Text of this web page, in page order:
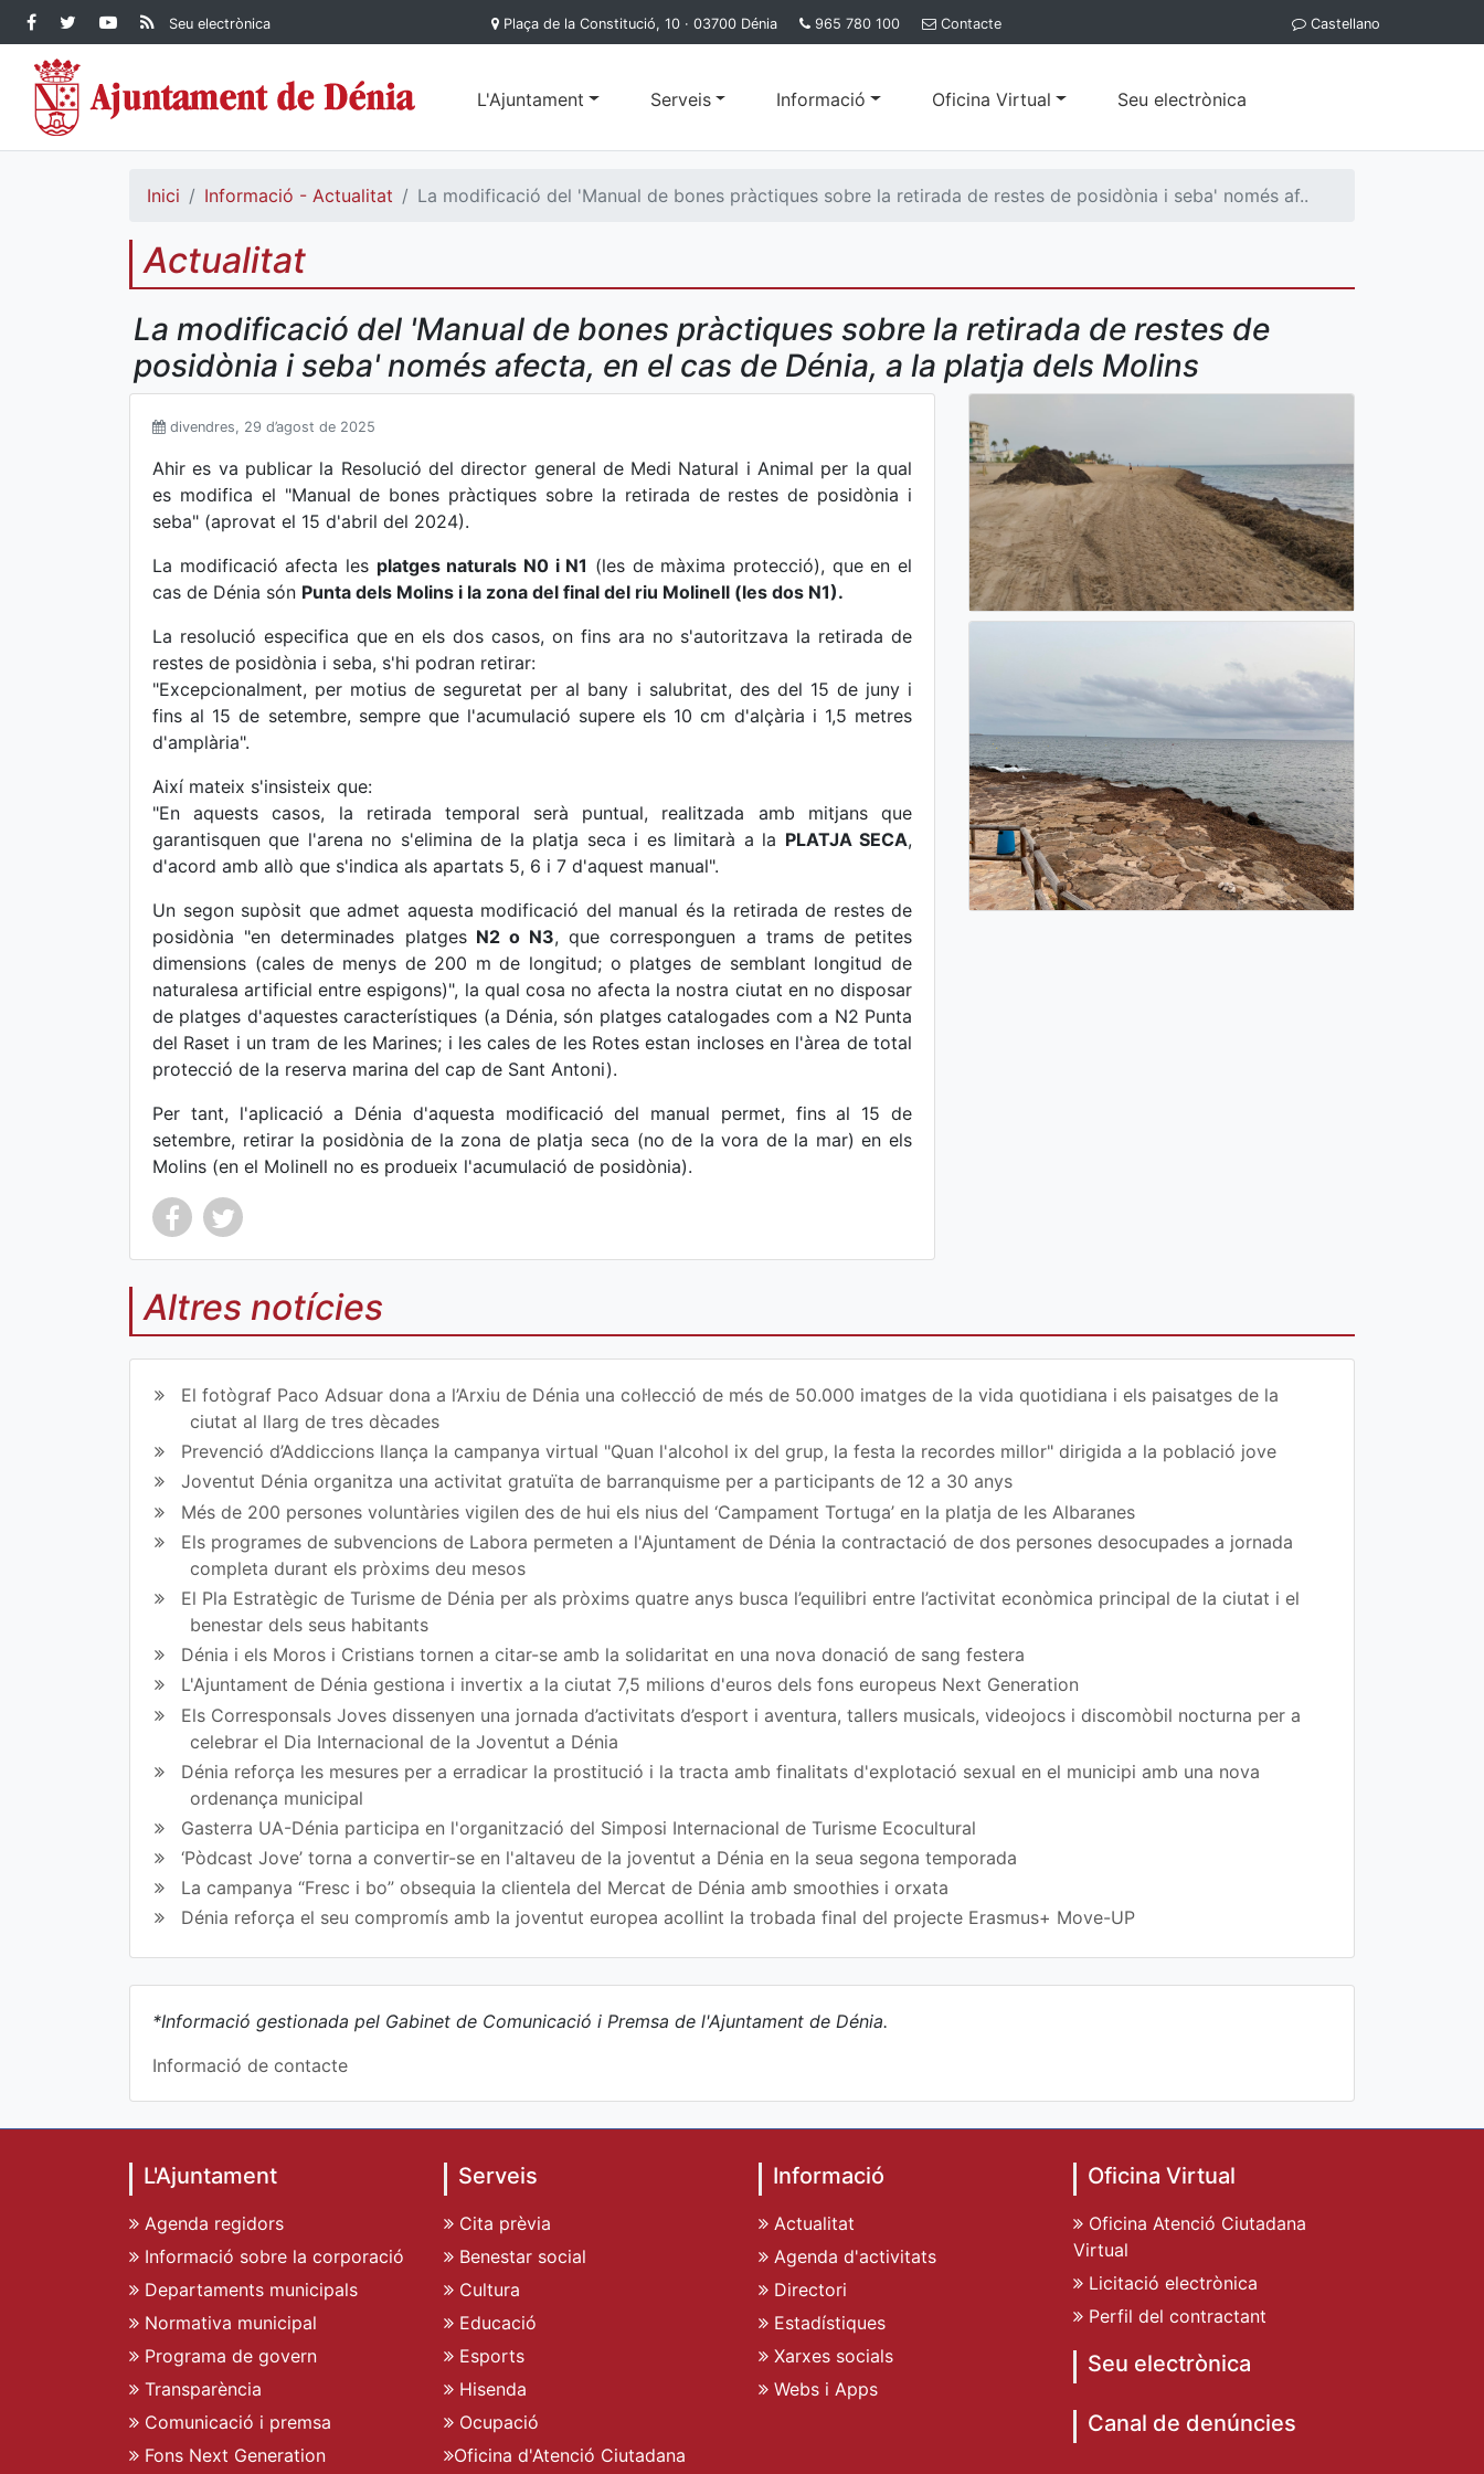
Contingut principal
Facebook Ajuntament de
Dénia
Twitter Ajuntament de
Dénia
YouTube Ajuntament
de Dénia
RSS Actualitat
Ajuntament de
Seu electrònica Plaça de la Constitució, 10 · 03700 Dénia 965 780 100 Contacte Castellano
L'Ajuntament Serveis Informació Oficina Virtual Seu electrònica
Inici Informació - Actualitat La modificació del 'Manual de bones pràctiques sobre la retirada de restes de posidònia i seba' només af..
Actualitat
La modificació del 'Manual de bones pràctiques sobre la retirada de restes de
posidònia i seba' només afecta, en el cas de Dénia, a la platja dels Molins
divendres, 29 d’agost de 2025
Ahir es va publicar la Resolució del director general de Medi Natural i Animal per la qual
es modifica el "Manual de bones pràctiques sobre la retirada de restes de posidònia i
seba" (aprovat el 15 d'abril del 2024).
La modificació afecta les platges naturals N0 i N1 (les de màxima protecció), que en el
cas de Dénia són Punta dels Molins i la zona del final del riu Molinell (les dos N1).
La resolució especifica que en els dos casos, on fins ara no s'autoritzava la retirada de
restes de posidònia i seba, s'hi podran retirar:
"Excepcionalment, per motius de seguretat per al bany i salubritat, des del 15 de juny i
fins al 15 de setembre, sempre que l'acumulació supere els 10 cm d'alçària i 1,5 metres
d'amplària".
Així mateix s'insisteix que:
"En aquests casos, la retirada temporal serà puntual, realitzada amb mitjans que
garantisquen que l'arena no s'elimina de la platja seca i es limitarà a la PLATJA SECA,
d'acord amb allò que s'indica als apartats 5, 6 i 7 d'aquest manual".
Un segon supòsit que admet aquesta modificació del manual és la retirada de restes de
posidònia "en determinades platgesN2 o N3, que corresponguen a trams de petites
dimensions (cales de menys de 200 m de longitud; o platges de semblant longitud de
naturalesa artificial entre espigons)", la qual cosa no afecta la nostra ciutat en no disposar
de platges d'aquestes característiques (a Dénia, són platges catalogades com a N2 Punta
del Raset i un tram de les Marines; i les cales de les Rotes estan incloses en l'àrea de total
protecció de la reserva marina del cap de Sant Antoni).
Per tant, l'aplicació a Dénia d'aquesta modificació del manual permet, fins al 15 de
setembre, retirar la posidònia de la zona de platja seca (no de la vora de la mar) en els
Molins (en el Molinell no es produeix l'acumulació de posidònia).
Co
art
ir
en
Fa
ce
bo
ok
Co
art
ir
en
Tw
itt
er
Altres notícies
El fotògraf Paco Adsuar dona a l’Arxiu de Dénia una col·lecció de més de 50.000 imatges de la vida quotidiana i els paisatges de la
ciutat al llarg de tres dècades
Prevenció d’Addiccions llança la campanya virtual "Quan l'alcohol ix del grup, la festa la recordes millor" dirigida a la població jove
Joventut Dénia organitza una activitat gratuïta de barranquisme per a participants de 12 a 30 anys
Més de 200 persones voluntàries vigilen des de hui els nius del ‘Campament Tortuga’ en la platja de les Albaranes
Els programes de subvencions de Labora permeten a l'Ajuntament de Dénia la contractació de dos persones desocupades a jornada
completa durant els pròxims deu mesos
El Pla Estratègic de Turisme de Dénia per als pròxims quatre anys busca l’equilibri entre l’activitat econòmica principal de la ciutat i el
benestar dels seus habitants
Dénia i els Moros i Cristians tornen a citar-se amb la solidaritat en una nova donació de sang festera
L'Ajuntament de Dénia gestiona i invertix a la ciutat 7,5 milions d'euros dels fons europeus Next Generation
Els Corresponsals Joves dissenyen una jornada d’activitats d’esport i aventura, tallers musicals, videojocs i discomòbil nocturna per a
celebrar el Dia Internacional de la Joventut a Dénia
Dénia reforça les mesures per a erradicar la prostitució i la tracta amb finalitats d'explotació sexual en el municipi amb una nova
ordenança municipal
Gasterra UA-Dénia participa en l'organització del Simposi Internacional de Turisme Ecocultural
‘Pòdcast Jove’ torna a convertir-se en l'altaveu de la joventut a Dénia en la seua segona temporada
La campanya “Fresc i bo” obsequia la clientela del Mercat de Dénia amb smoothies i orxata
Dénia reforça el seu compromís amb la joventut europea acollint la trobada final del projecte Erasmus+ Move-UP
*Informació gestionada pel Gabinet de Comunicació i Premsa de l'Ajuntament de Dénia.
Informació de contacte
L'Ajuntament
Agenda regidors
Informació sobre la corporació
Departaments municipals
Normativa municipal
Programa de govern
Transparència
Comunicació i premsa
Fons Next Generation
Serveis
Cita prèvia
Benestar social
Cultura
Educació
Esports
Hisenda
Ocupació
Oficina d'Atenció Ciutadana
Informació
Actualitat
Agenda d'activitats
Directori
Estadístiques
Xarxes socials
Webs i Apps
Oficina Virtual
Oficina Atenció Ciutadana
Virtual
Licitació electrònica
Perfil del contractant
Seu electrònica
Canal de denúncies